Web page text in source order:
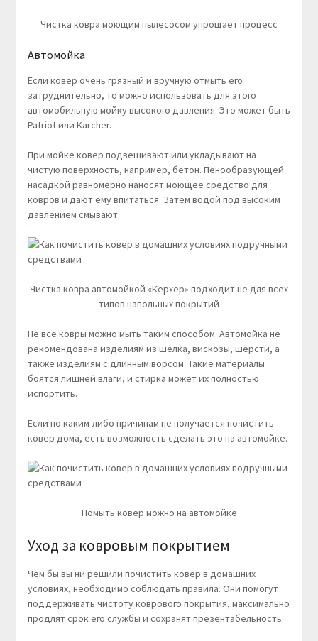
Чистка ковра моющим пылесосом упрощает процесс
Автомойка
Если ковер очень грязный и вручную отмыть его
затруднительно, то можно использовать для этого
автомобильную мойку высокого давления. Это может быть
Patriot или Karcher.
При мойке ковер подвешивают или укладывают на
чистую поверхность, например, бетон. Пенообразующей
насадкой равномерно наносят моющее средство для
ковров и дают ему впитаться. Затем водой под высоким
давлением смывают.
Чистка ковра автомойкой «Керхер» подходит не для всех
типов напольных покрытий
Не все ковры можно мыть таким способом. Автомойка не
рекомендована изделиям из шелка, вискозы, шерсти, а
также изделиям с длинным ворсом. Такие материалы
боятся лишней влаги, и стирка может их полностью
испортить.
Если по каким-либо причинам не получается почистить
ковер дома, есть возможность сделать это на автомойке.
Помыть ковер можно на автомойке
Уход за ковровым покрытием
Чем бы вы ни решили почистить ковер в домашних
условиях, необходимо соблюдать правила. Они помогут
поддерживать чистоту коврового покрытия, максимально
продлят срок его службы и сохранят презентабельность.